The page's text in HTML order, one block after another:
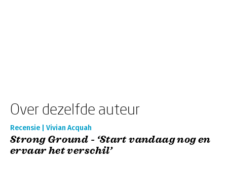
Over dezelfde auteur
Recensie | Vivian Acquah
Strong Ground - ‘Start vandaag nog en
ervaar het verschil’